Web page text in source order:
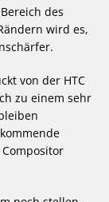
des
wird es,
von der HTC
zu einem sehr